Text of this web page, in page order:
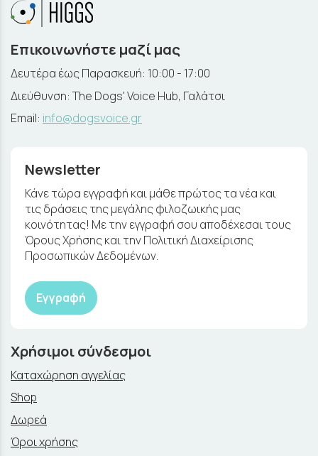
Επικοινωνήστε μαζί μας
Δευτέρα έως Παρασκευή: 10:00 - 17:00
Διεύθυνση: The Dogs' Voice Hub, Γαλάτσι
Email: info@dogsvoice.gr
Newsletter
Κάνε τώρα εγγραφή και μάθε πρώτος τα νέα και
τις δράσεις της μεγάλης φιλοζωικής μας
κοινότητας! Με την εγγραφή σου αποδέχεσαι τους
Όρους Χρήσης και την Πολιτική Διαχείρισης
Προσωπικών Δεδομένων.
Εγγραφή
Χρήσιμοι σύνδεσμοι
Καταχώρηση αγγελίας
Shop
Δωρεά
Όροι χρήσης